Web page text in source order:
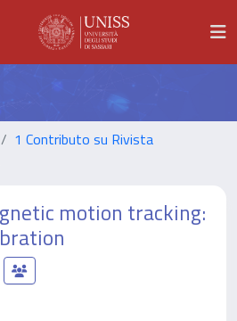
1 Contributo su Rivista
motion tracking: